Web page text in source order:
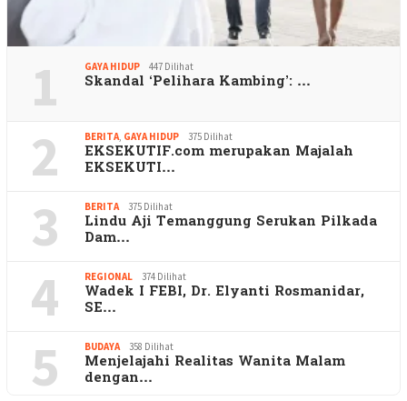
1 GAYA HIDUP 447 Dilihat
Skandal ‘Pelihara Kambing’: …
2 BERITA, GAYA HIDUP 375 Dilihat
EKSEKUTIF.com merupakan Majalah
EKSEKUTI…
3 BERITA 375 Dilihat
Lindu Aji Temanggung Serukan Pilkada
Dam…
4 REGIONAL 374 Dilihat
Wadek I FEBI, Dr. Elyanti Rosmanidar,
SE…
5 BUDAYA 358 Dilihat
Menjelajahi Realitas Wanita Malam
dengan…